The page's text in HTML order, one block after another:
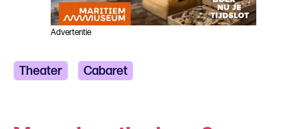
Advertentie
Theater Cabaret